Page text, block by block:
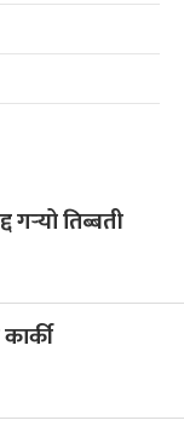
गर्‍यो तिब्बती